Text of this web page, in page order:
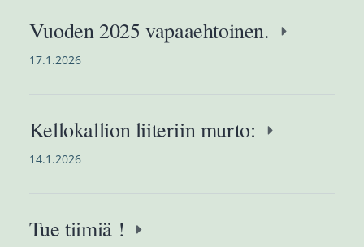
Vuoden 2025 vapaaehtoinen.
17.1.2026
Kellokallion liiteriin murto:
14.1.2026
Tue tiimiä !